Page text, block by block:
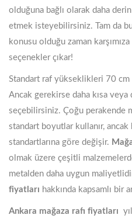
olduğuna bağlı olarak daha
etmek isteyebilirsiniz. Tam da
konusu olduğu zaman
seçenekler çıkar!
Standart raf yükseklikleri 70 cm
Ancak gerekirse daha kısa
seçebilirsiniz. Çoğu perakende
standart boyutlar kullanır,
standartlarına göre değişir.
olmak üzere çeşitli
metalden daha uygun
fiyatları hakkında kapsamlı bir
Ankara mağaza rafı fiyatları